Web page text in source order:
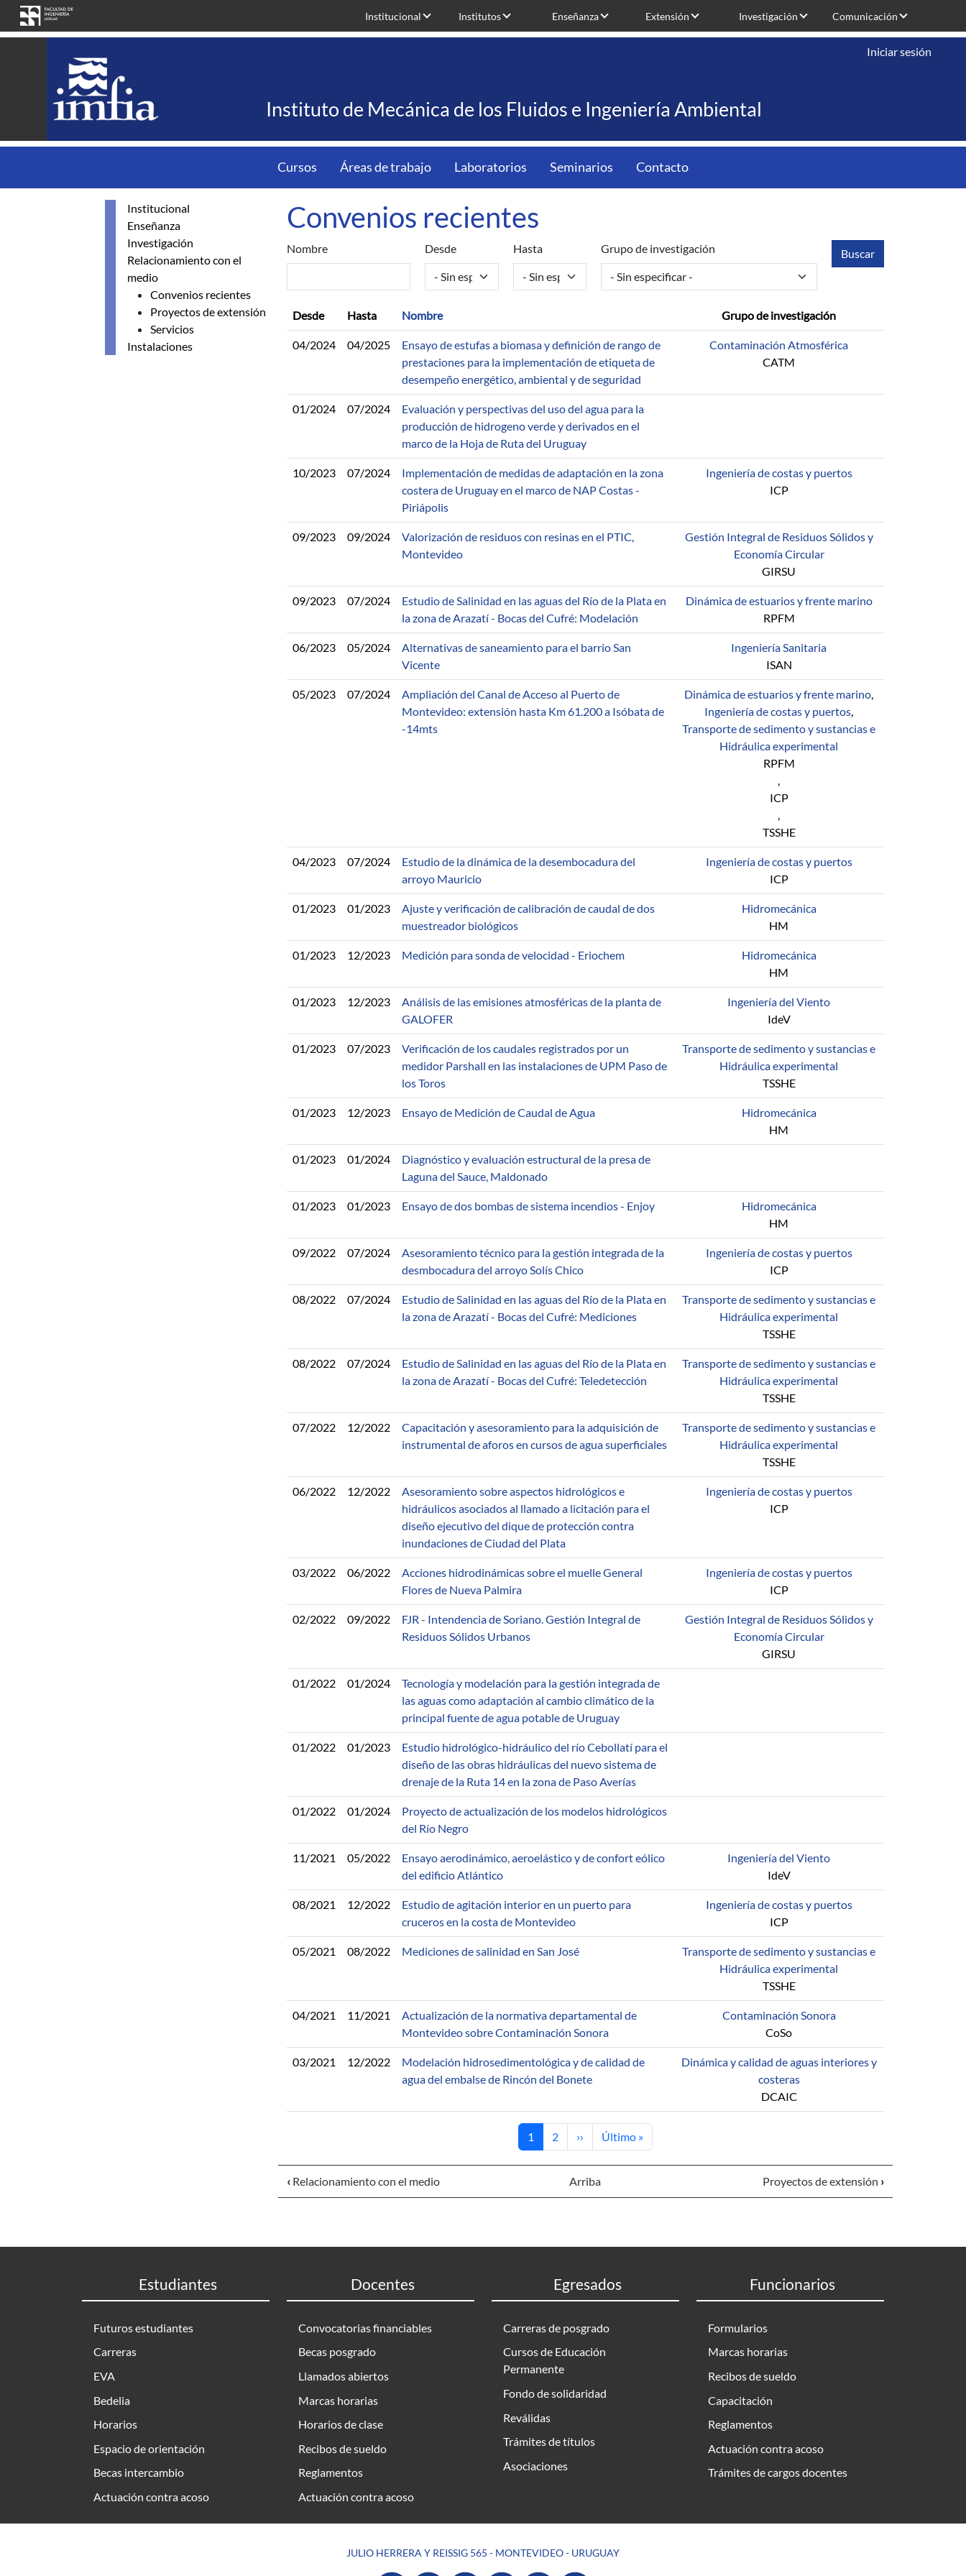
Pasar al contenido principal
Institucional Institutos Enseñanza Extensión Investigación Comunicación
Instituto de Mecánica de los Fluidos e Ingeniería Ambiental
Iniciar sesión
Cursos Áreas de trabajo Laboratorios Seminarios Contacto
Institucional
Enseñanza
Investigación
Relacionamiento con el
medio
Convenios recientes
Proyectos de extensión
Servicios
Instalaciones
Convenios recientes
Nombre Desde Hasta Grupo de investigación
Desde Hasta Nombre Grupo de investigación
04/2024 04/2025
Ensayo de estufas a biomasa y definición de rango de
prestaciones para la implementación de etiqueta de
desempeño energético, ambiental y de seguridad
Contaminación Atmosférica
CATM
01/2024 07/2024
Evaluación y perspectivas del uso del agua para la
producción de hidrogeno verde y derivados en el
marco de la Hoja de Ruta del Uruguay
10/2023 07/2024
Implementación de medidas de adaptación en la zona
costera de Uruguay en el marco de NAP Costas -
Piriápolis
Ingeniería de costas y puertos
ICP
09/2023 09/2024
Valorización de residuos con resinas en el PTIC,
Montevideo
Gestión Integral de Residuos Sólidos y
Economía Circular
GIRSU
09/2023 07/2024
Estudio de Salinidad en las aguas del Río de la Plata en
la zona de Arazatí - Bocas del Cufré: Modelación
Dinámica de estuarios y frente marino
RPFM
06/2023 05/2024
Alternativas de saneamiento para el barrio San
Vicente
Ingeniería Sanitaria
ISAN
05/2023 07/2024
Ampliación del Canal de Acceso al Puerto de
Montevideo: extensión hasta Km 61.200 a Isóbata de
-14mts
Dinámica de estuarios y frente marino,
Ingeniería de costas y puertos,
Transporte de sedimento y sustancias e
Hidráulica experimental
RPFM
,
ICP
,
TSSHE
04/2023 07/2024
Estudio de la dinámica de la desembocadura del
arroyo Mauricio
Ingeniería de costas y puertos
ICP
01/2023 01/2023
Ajuste y verificación de calibración de caudal de dos
muestreador biológicos
Hidromecánica
HM
01/2023 12/2023 Medición para sonda de velocidad - Eriochem
Hidromecánica
HM
01/2023 12/2023
Análisis de las emisiones atmosféricas de la planta de
GALOFER
Ingeniería del Viento
IdeV
01/2023 07/2023
Verificación de los caudales registrados por un
medidor Parshall en las instalaciones de UPM Paso de
los Toros
Transporte de sedimento y sustancias e
Hidráulica experimental
TSSHE
01/2023 12/2023 Ensayo de Medición de Caudal de Agua
Hidromecánica
HM
01/2023 01/2024
Diagnóstico y evaluación estructural de la presa de
Laguna del Sauce, Maldonado
01/2023 01/2023 Ensayo de dos bombas de sistema incendios - Enjoy
Hidromecánica
HM
09/2022 07/2024
Asesoramiento técnico para la gestión integrada de la
desmbocadura del arroyo Solís Chico
Ingeniería de costas y puertos
ICP
08/2022 07/2024
Estudio de Salinidad en las aguas del Río de la Plata en
la zona de Arazatí - Bocas del Cufré: Mediciones
Transporte de sedimento y sustancias e
Hidráulica experimental
TSSHE
08/2022 07/2024
Estudio de Salinidad en las aguas del Río de la Plata en
la zona de Arazatí - Bocas del Cufré: Teledetección
Transporte de sedimento y sustancias e
Hidráulica experimental
TSSHE
07/2022 12/2022
Capacitación y asesoramiento para la adquisición de
instrumental de aforos en cursos de agua superficiales
Transporte de sedimento y sustancias e
Hidráulica experimental
TSSHE
06/2022 12/2022
Asesoramiento sobre aspectos hidrológicos e
hidráulicos asociados al llamado a licitación para el
diseño ejecutivo del dique de protección contra
inundaciones de Ciudad del Plata
Ingeniería de costas y puertos
ICP
03/2022 06/2022
Acciones hidrodinámicas sobre el muelle General
Flores de Nueva Palmira
Ingeniería de costas y puertos
ICP
02/2022 09/2022
FJR - Intendencia de Soriano. Gestión Integral de
Residuos Sólidos Urbanos
Gestión Integral de Residuos Sólidos y
Economía Circular
GIRSU
01/2022 01/2024
Tecnología y modelación para la gestión integrada de
las aguas como adaptación al cambio climático de la
principal fuente de agua potable de Uruguay
01/2022 01/2023
Estudio hidrológico-hidráulico del río Cebollatí para el
diseño de las obras hidráulicas del nuevo sistema de
drenaje de la Ruta 14 en la zona de Paso Averías
01/2022 01/2024
Proyecto de actualización de los modelos hidrológicos
del Río Negro
11/2021 05/2022
Ensayo aerodinámico, aeroelástico y de confort eólico
del edificio Atlántico
Ingeniería del Viento
IdeV
08/2021 12/2022
Estudio de agitación interior en un puerto para
cruceros en la costa de Montevideo
Ingeniería de costas y puertos
ICP
05/2021 08/2022 Mediciones de salinidad en San José
Transporte de sedimento y sustancias e
Hidráulica experimental
TSSHE
04/2021 11/2021
Actualización de la normativa departamental de
Montevideo sobre Contaminación Sonora
Contaminación Sonora
CoSo
03/2021 12/2022
Modelación hidrosedimentológica y de calidad de
agua del embalse de Rincón del Bonete
Dinámica y calidad de aguas interiores y
costeras
DCAIC
Página actual
1 Página
2 Siguiente página
›› Última página
Último »
‹ Relacionamiento con el medio Arriba Proyectos de extensión ›
Estudiantes
Futuros estudiantes
Carreras
EVA
Bedelia
Horarios
Espacio de orientación
Becas intercambio
Actuación contra acoso
Docentes
Convocatorias financiables
Becas posgrado
Llamados abiertos
Marcas horarias
Horarios de clase
Recibos de sueldo
Reglamentos
Actuación contra acoso
Egresados
Carreras de posgrado
Cursos de Educación
Permanente
Fondo de solidaridad
Reválidas
Trámites de títulos
Asociaciones
Funcionarios
Formularios
Marcas horarias
Recibos de sueldo
Capacitación
Reglamentos
Actuación contra acoso
Trámites de cargos docentes
JULIO HERRERA Y REISSIG 565 - MONTEVIDEO - URUGUAY